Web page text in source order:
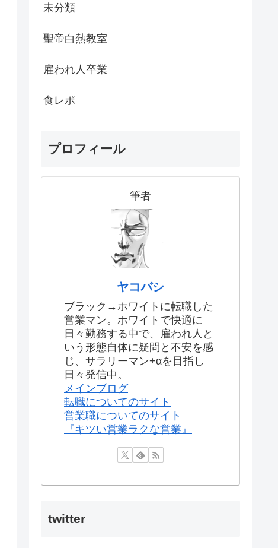
未分類
聖帝白熱教室
雇われ人卒業
食レポ
プロフィール
筆者
ヤコバシ
ブラック→ホワイトに転職した
営業マン。ホワイトで快適に
日々勤務する中で、雇われ人と
いう形態自体に疑問と不安を感
じ、サラリーマン+αを目指し
日々発信中。
メインブログ
転職についてのサイト
営業職についてのサイト
『キツい営業ラクな営業』
twitter